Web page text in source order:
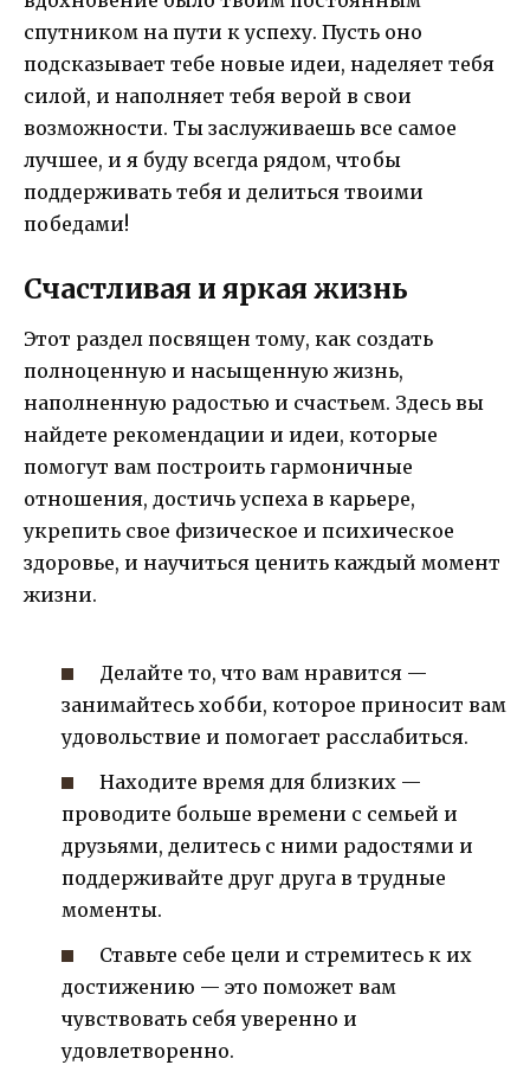
спутником на пути к успеху. Пусть оно
подсказывает тебе новые идеи, наделяет тебя
силой, и наполняет тебя верой в свои
возможности. Ты заслуживаешь все самое
лучшее, и я буду всегда рядом, чтобы
поддерживать тебя и делиться твоими
победами!
Счастливая и яркая жизнь
Этот раздел посвящен тому, как создать
полноценную и насыщенную жизнь,
наполненную радостью и счастьем. Здесь вы
найдете рекомендации и идеи, которые
помогут вам построить гармоничные
отношения, достичь успеха в карьере,
укрепить свое физическое и психическое
здоровье, и научиться ценить каждый момент
жизни.
Делайте то, что вам нравится —
занимайтесь хобби, которое приносит вам
удовольствие и помогает расслабиться.
Находите время для близких —
проводите больше времени с семьей и
друзьями, делитесь с ними радостями и
поддерживайте друг друга в трудные
моменты.
Ставьте себе цели и стремитесь к их
достижению — это поможет вам
чувствовать себя уверенно и
удовлетворенно.